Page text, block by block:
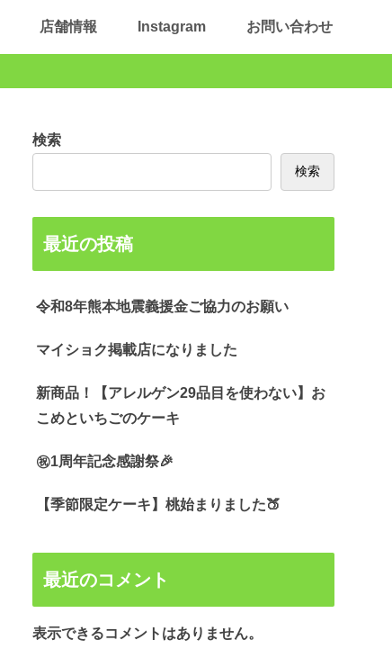
店舗情報 Instagram お問い合わせ
検索
検索
最近の投稿
令和8年熊本地震義援金ご協力のお願い
マイショク掲載店になりました
新商品！【アレルゲン29品目を使わない】お
こめといちごのケーキ
㊗️1周年記念感謝祭🎉
【季節限定ケーキ】桃始まりました🍑
最近のコメント
表示できるコメントはありません。